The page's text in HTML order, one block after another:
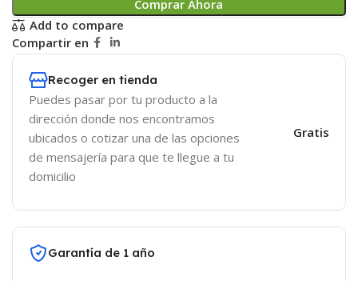
Comprar Ahora
Add to compare
Compartir en
Recoger en tienda
Puedes pasar por tu producto a la
dirección donde nos encontramos
ubicados o cotizar una de las opciones
de mensajería para que te llegue a tu
domicilio
Gratis
Garantía de 1 año